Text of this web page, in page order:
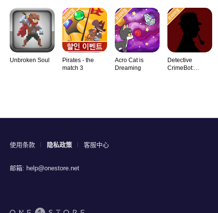
Unbroken Soul
Pirates - the
match 3
Acro Cat is
Dreaming
Detective
CrimeBot:
使用条款 隐私政策 客服中心
邮箱: help@onestore.net